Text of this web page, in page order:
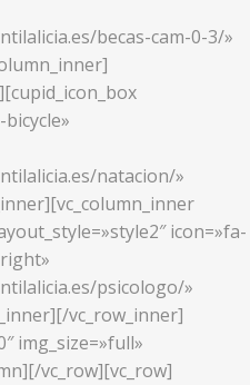
becas-cam-0-3/»
natacion/»
icon=»fa-
psicologo/»
vc_row_inner]
img_size=»full»
vc_row][vc_row]